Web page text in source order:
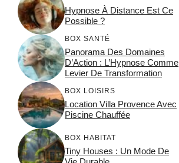
Hypnose À Distance Est Ce
Possible ?
BOX SANTÉ
Panorama Des Domaines
D’Action : L’Hypnose Comme
Levier De Transformation
BOX LOISIRS
Location Villa Provence Avec
Piscine Chauffée
BOX HABITAT
Tiny Houses : Un Mode De